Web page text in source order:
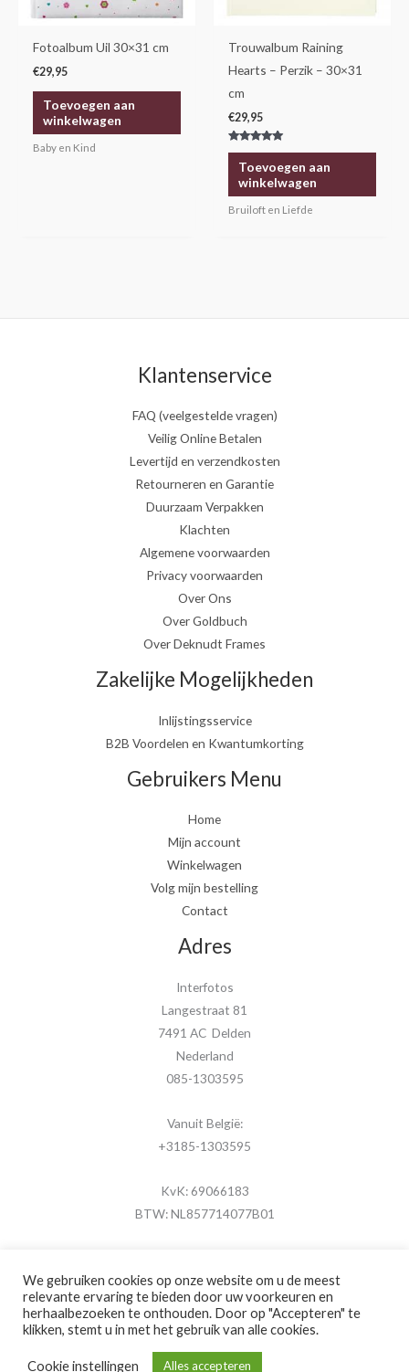
Fotoalbum Uil 30×31 cm
€29,95
Toevoegen aan
winkelwagen
Baby en Kind
Trouwalbum Raining
Hearts – Perzik – 30×31
cm
€29,95
Gewaardeerd
5.00
uit 5Toevoegen aan
winkelwagen
Bruiloft en Liefde
Klantenservice
FAQ (veelgestelde vragen)
Veilig Online Betalen
Levertijd en verzendkosten
Retourneren en Garantie
Duurzaam Verpakken
Klachten
Algemene voorwaarden
Privacy voorwaarden
Over Ons
Over Goldbuch
Over Deknudt Frames
Zakelijke Mogelijkheden
Inlijstingsservice
B2B Voordelen en Kwantumkorting
Gebruikers Menu
Home
Mijn account
Winkelwagen
Volg mijn bestelling
Contact
Adres
Interfotos
Langestraat 81
7491 AC Delden
Nederland
085-1303595
Vanuit België:
+3185-1303595
KvK: 69066183
BTW: NL857714077B01
Copyright © 2026 MijnFotolijstje.nl
Powered by Brouwer Digitaal
We gebruiken cookies op onze website om u de meest
relevante ervaring te bieden door uw voorkeuren en
herhaalbezoeken te onthouden. Door op "Accepteren" te
klikken, stemt u in met het gebruik van alle cookies.
Cookie instellingen Alles accepteren